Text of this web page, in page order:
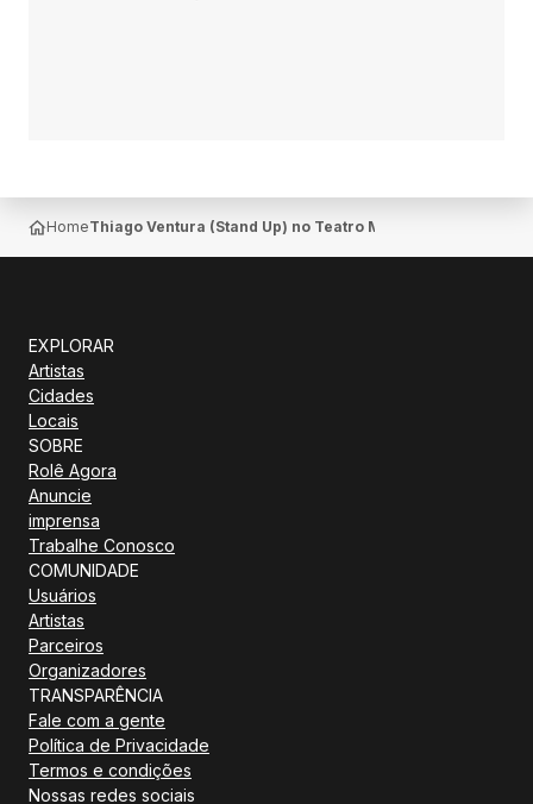
HomeThiago Ventura (Stand Up) no Teatro Municipal Manoel
EXPLORAR
Artistas
Cidades
Locais
SOBRE
Rolê Agora
Anuncie
imprensa
Trabalhe Conosco
COMUNIDADE
Usuários
Artistas
Parceiros
Organizadores
TRANSPARÊNCIA
Fale com a gente
Política de Privacidade
Termos e condições
Nossas redes sociais